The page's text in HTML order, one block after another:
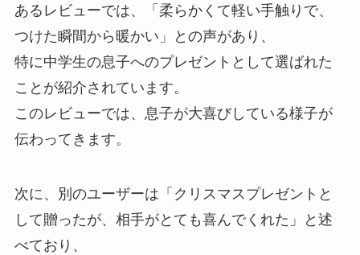
あるレビューでは、「柔らかくて軽い手触りで、
つけた瞬間から暖かい」との声があり、
特に中学生の息子へのプレゼントとして選ばれた
ことが紹介されています。
このレビューでは、息子が大喜びしている様子が
伝わってきます。
次に、別のユーザーは「クリスマスプレゼントと
して贈ったが、相手がとても喜んでくれた」と述
べており、